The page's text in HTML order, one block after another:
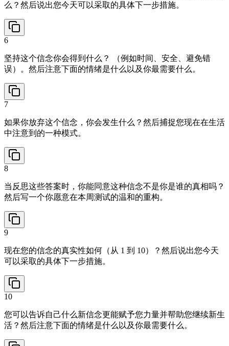
么？然后说出您今天可以采取的具体下一步措施。
6
坚持这个信念你会得到什么？ （例如时间、安全、避免错
误）。然后注意下面的情绪是什么以及你最需要什么。
7
如果你放弃这个信念，你会发生什么？然后捕捉您现在在生活
中注意到的一种模式。
8
当反思这些答案时，你能同意这种信念不是你是谁的真相吗？
然后写一个你愿意在本周测试的温和的重构。
9
现在您的信念的真实性如何（从 1 到 10）？然后说出您今天
可以采取的具体下一步措施。
10
您可以告诉自己什么新信念更能赋予您力量并帮助您继续新生
活？然后注意下面的情绪是什么以及你最需要什么。